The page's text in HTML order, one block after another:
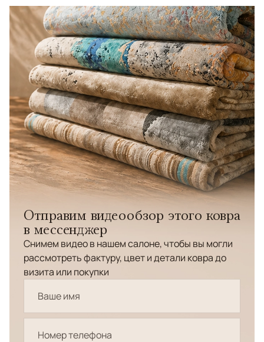
Отправим видеообзор этого ковра
в мессенджер
Снимем видео в нашем салоне, чтобы вы могли
рассмотреть фактуру, цвет и детали ковра до
визита или покупки